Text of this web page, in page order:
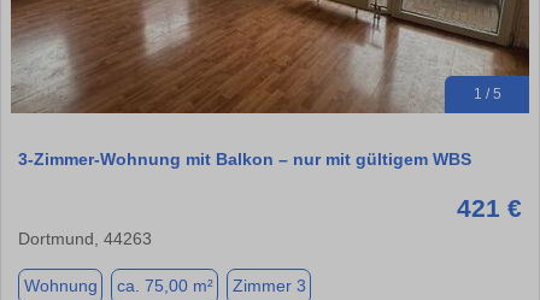
1 / 5
3-Zimmer-Wohnung mit Balkon – nur mit gültigem WBS
421 €
Dortmund, 44263
Wohnung ca. 75,00 m² Zimmer 3